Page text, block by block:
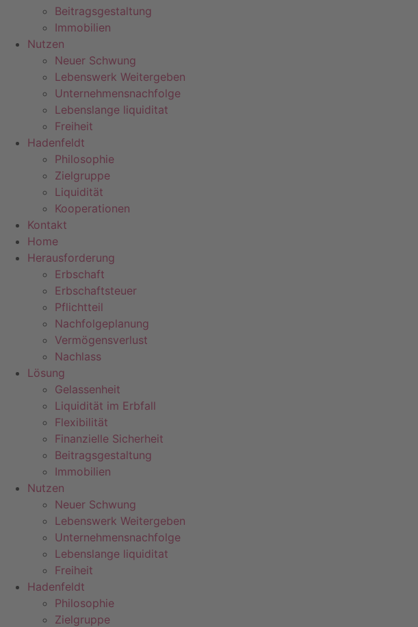
Beitragsgestaltung
Immobilien
Nutzen
Neuer Schwung
Lebenswerk Weitergeben
Unternehmensnachfolge
Lebenslange liquiditat
Freiheit
Hadenfeldt
Philosophie
Zielgruppe
Liquidität
Kooperationen
Kontakt
Home
Herausforderung
Erbschaft
Erbschaftsteuer
Pflichtteil
Nachfolgeplanung
Vermögensverlust
Nachlass
Lösung
Gelassenheit
Liquidität im Erbfall
Flexibilität
Finanzielle Sicherheit
Beitragsgestaltung
Immobilien
Nutzen
Neuer Schwung
Lebenswerk Weitergeben
Unternehmensnachfolge
Lebenslange liquiditat
Freiheit
Hadenfeldt
Philosophie
Zielgruppe